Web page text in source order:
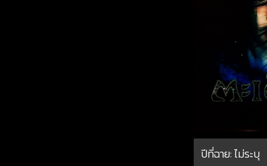
ปีที่ฉาย:ไม่ระบุ